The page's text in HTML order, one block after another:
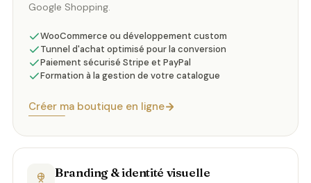
Google Shopping.
WooCommerce ou développement custom
Tunnel d'achat optimisé pour la conversion
Paiement sécurisé Stripe et PayPal
Formation à la gestion de votre catalogue
Créer ma boutique en ligne
Branding & identité visuelle